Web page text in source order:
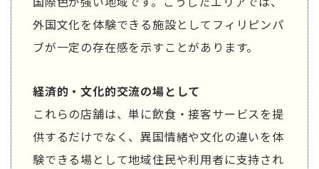
外国文化を体験できる施設としてフィリピンパ
ブが一定の存在感を示すことがあります。
経済的・文化的交流の場として
これらの店舗は、単に飲食・接客サービスを提
供するだけでなく、異国情緒や文化の違いを体
験できる場として地域住民や利用者に支持され